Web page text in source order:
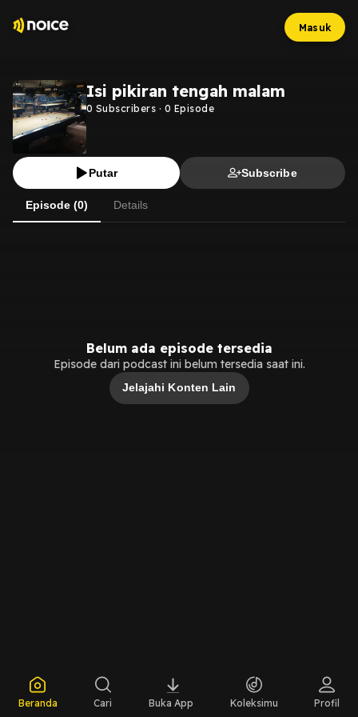
Masuk
Isi pikiran tengah malam
0 Subscribers · 0 Episode
Putar Subscribe
Episode (0) Details
Belum ada episode tersedia
Episode dari podcast ini belum tersedia saat ini.
Jelajahi Konten Lain
Beranda Cari Buka App Koleksimu Profil